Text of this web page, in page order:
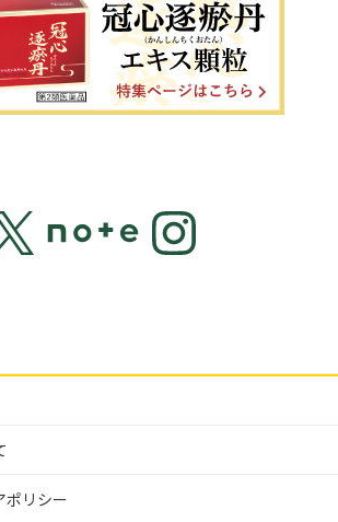
ポリシー